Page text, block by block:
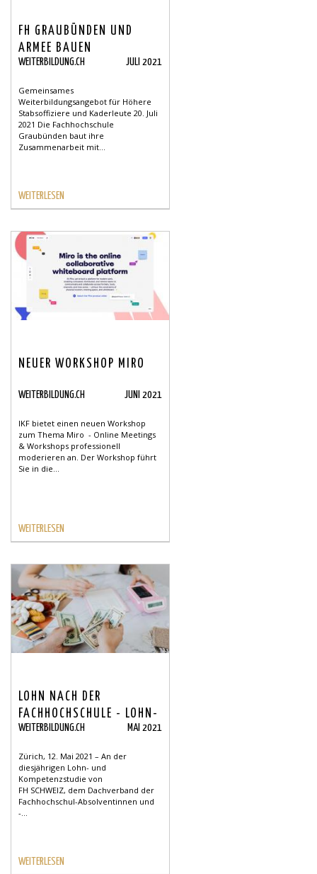
FH GRAUBÜNDEN UND
ARMEE BAUEN
ZUSAMMENARBEIT AUS
WEITERBILDUNG.CH JULI 2021
Gemeinsames
Weiterbildungsangebot für Höhere
Stabsoffiziere und Kaderleute 20. Juli
2021 Die Fachhochschule
Graubünden baut ihre
Zusammenarbeit mit...
WEITERLESEN
NEUER WORKSHOP MIRO
WEITERBILDUNG.CH JUNI 2021
IKF bietet einen neuen Workshop
zum Thema Miro - Online Meetings
& Workshops professionell
moderieren an. Der Workshop führt
Sie in die...
WEITERLESEN
LOHN NACH DER
FACHHOCHSCHULE - LOHN-
UND KOMPETENZSTUDIE
WEITERBILDUNG.CH MAI 2021
Zürich, 12. Mai 2021 – An der
diesjährigen Lohn- und
Kompetenzstudie von
FH SCHWEIZ, dem Dachverband der
Fachhochschul-Absolventinnen und
-...
WEITERLESEN